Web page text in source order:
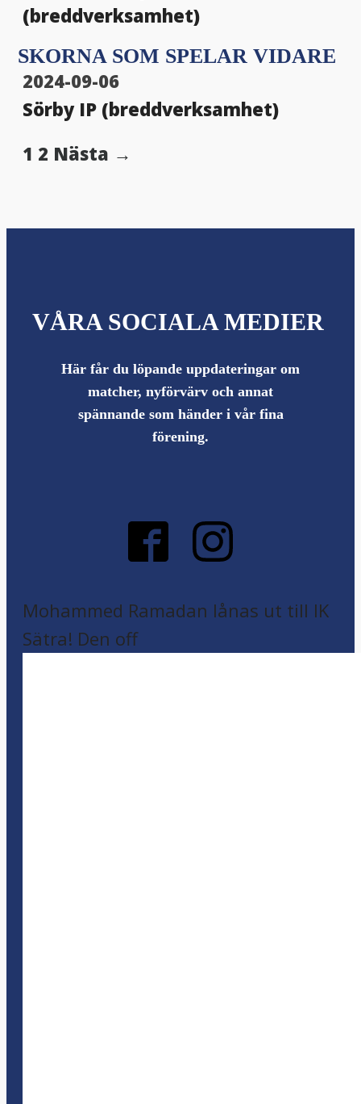
(breddverksamhet)
SKORNA SOM SPELAR VIDARE
2024-09-06
Sörby IP (breddverksamhet)
1 2 Nästa →
VÅRA SOCIALA MEDIER
Här får du löpande uppdateringar om
matcher, nyförvärv och annat
spännande som händer i vår fina
förening.
Mohammed Ramadan lånas ut till IK
Sätra! Den off